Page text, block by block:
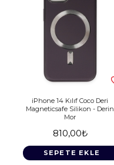
iPhone 14 Kılıf Coco Deri
Magneticsafe Silikon - Derin
Mor
810,00₺
SEPETE EKLE